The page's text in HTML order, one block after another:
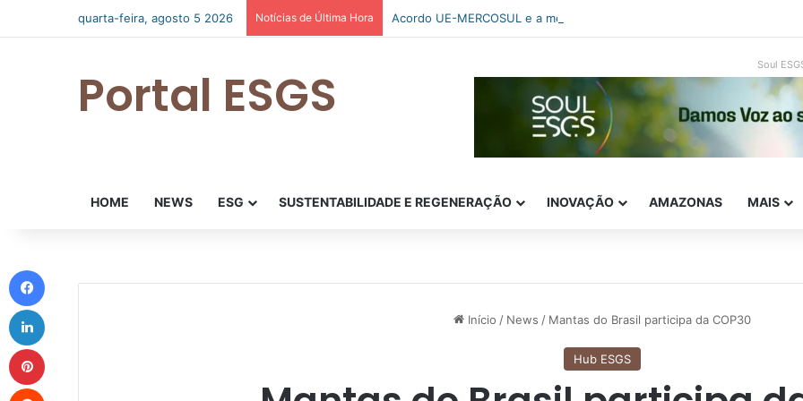
quarta-feira, agosto 5 2026 Notícias de Última Hora Acordo UE-MERCOSUL e a memória das assimetrias
Portal ESGS Soul
HOME NEWS ESG SUSTENTABILIDADE E REGENERAÇÃO INOVAÇÃO AMAZONAS MAIS
Início / News / Mantas do Brasil participa da COP30
Hub ESGS